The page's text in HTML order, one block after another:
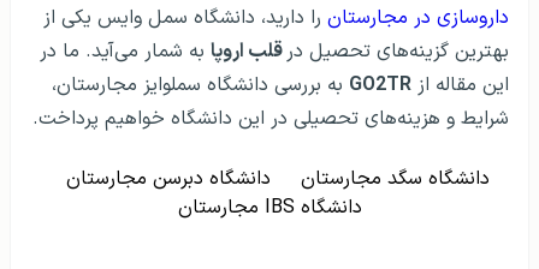
داروسازی در مجارستان را دارید، دانشگاه سمل وایس یکی از
بهترین گزینه‌های تحصیل در قلب اروپا به شمار می‌آید. ما در
این مقاله از GO2TR به بررسی دانشگاه سملوایز مجارستان،
شرایط و هزینه‌های تحصیلی در این دانشگاه خواهیم پرداخت.
دانشگاه سگد مجارستان
دانشگاه دبرسن مجارستان
دانشگاه IBS مجارستان